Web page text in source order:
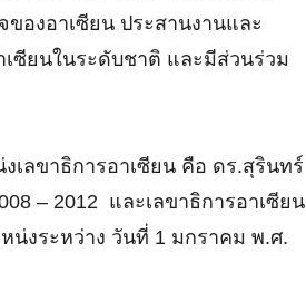
องอาเซียน ประสานงานและ
ซียนในระดับชาติ และมีส่วนร่วม
ลขาธิการอาเซียน คือ ดร.สุรินทร์
– 2012 และเลขาธิการอาเซียน
น่งระหว่าง วันที่ 1 มกราคม พ.ศ.